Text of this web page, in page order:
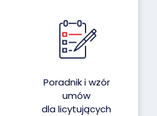
Poradnik i wzór
umów
dla licytujących